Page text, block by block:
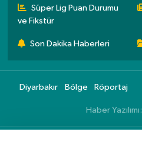
Süper Lig Puan Durumu
ve Fikstür
Son Dakika Haberleri
Diyarbakır Bölge Röportaj
Haber Yazılımı: